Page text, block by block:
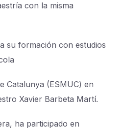
con la misma
su formación con estudios
Catalunya (ESMUC) en
Xavier Barbeta Martí.
ha participado en